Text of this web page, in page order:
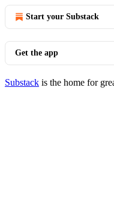
Start your Substack
Get the app
Substack is the home for